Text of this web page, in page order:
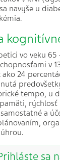
navyše u
vo veku 65
v
24
tempo, u
rýchlosť
a
sa